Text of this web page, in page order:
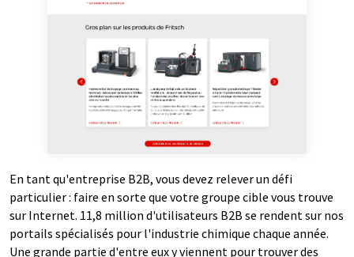
En tant qu'entreprise B2B, vous devez relever un défi
particulier : faire en sorte que votre groupe cible vous trouve
sur Internet. 11,8 million d'utilisateurs B2B se rendent sur nos
portails spécialisés pour l'industrie chimique chaque année.
Une grande partie d'entre eux y viennent pour trouver des